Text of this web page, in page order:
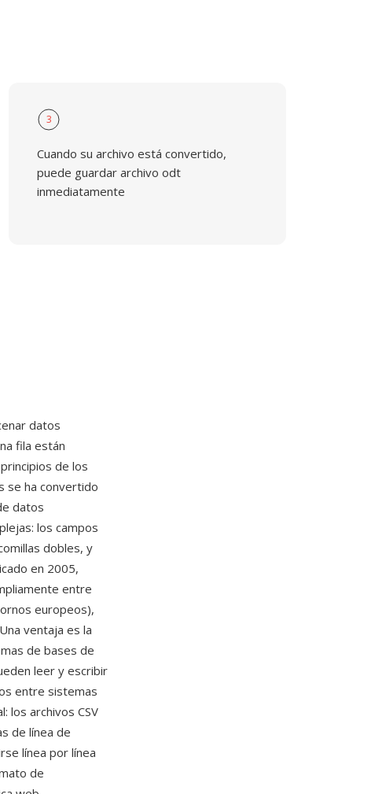
3
Cuando su archivo está convertido,
puede guardar archivo odt
inmediatamente
datos
fila están
de los
se ha convertido
datos
los campos
dobles, y
en 2005,
entre
europeos),
ventaja es la
de bases de
leer y escribir
entre sistemas
los archivos CSV
de línea de
línea por línea
de